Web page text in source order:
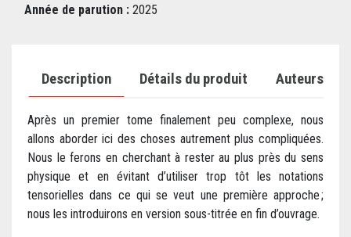
Année de parution : 2025
Description Détails du produit Auteurs
Après un premier tome finalement peu complexe, nous
allons aborder ici des choses autrement plus compliquées.
Nous le ferons en cherchant à rester au plus près du sens
physique et en évitant d’utiliser trop tôt les notations
tensorielles dans ce qui se veut une première approche ;
nous les introduirons en version sous-titrée en fin d’ouvrage.